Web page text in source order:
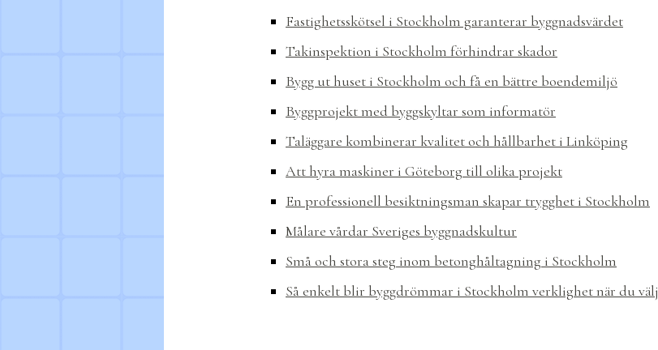
Fastighetsskötsel i Stockholm garanterar byggnadsvärdet
Takinspektion i Stockholm förhindrar skador
Bygg ut huset i Stockholm och få en bättre boendemiljö
Byggprojekt med byggskyltar som informatör
Taläggare kombinerar kvalitet och hållbarhet i Linköping
Att hyra maskiner i Göteborg till olika projekt
En professionell besiktningsman skapar trygghet i Stockholm
Målare vårdar Sveriges byggnadskultur
Små och stora steg inom betonghåltagning i Stockholm
Så enkelt blir byggdrömmar i Stockholm verklighet när du